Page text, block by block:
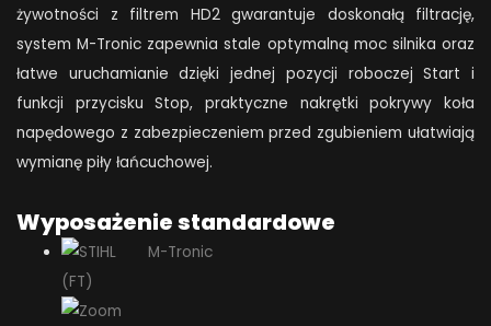
żywotności z filtrem HD2 gwarantuje doskonałą filtrację,
system M-Tronic zapewnia stale optymalną moc silnika oraz
łatwe uruchamianie dzięki jednej pozycji roboczej Start i
funkcji przycisku Stop, praktyczne nakrętki pokrywy koła
napędowego z zabezpieczeniem przed zgubieniem ułatwiają
wymianę piły łańcuchowej.
Wyposażenie standardowe